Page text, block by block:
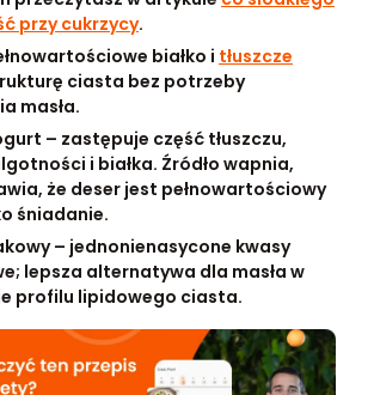
przy cukrzycy.
białko i tłuszcze
ciasta bez potrzeby
masła.
– zastępuje część tłuszczu,
i białka. Źródło wapnia,
że deser jest pełnowartościowy
śniadanie.
– jednonienasycone kwasy
lepsza alternatywa dla masła w
profilu lipidowego ciasta.